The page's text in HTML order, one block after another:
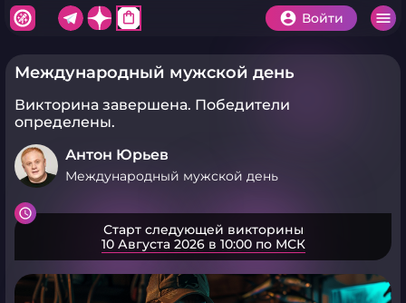
shopping_bag Войти
Международный мужской день
Викторина завершена. Победители
определены.
Антон Юрьев
Международный мужской день
Старт следующей викторины
10 Августа 2026 в 10:00 по МСК